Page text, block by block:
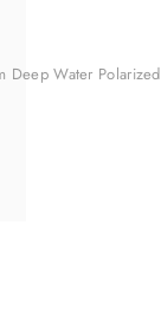
Deep Water Polarized